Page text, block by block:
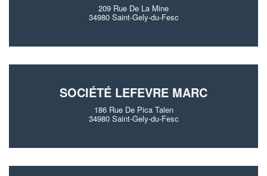
209 Rue De La Mine
34980 Saint-Gely-du-Fesc
SOCIÉTÉ LEFEVRE MARC
186 Rue De Pica Talen
34980 Saint-Gely-du-Fesc